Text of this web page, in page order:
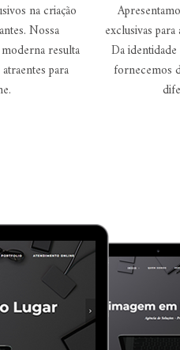
na criação
Nossa
resulta
para
exclusivas
Da
fornecemos